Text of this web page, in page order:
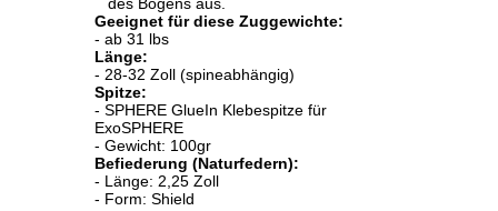
des Bogens aus.
Geeignet für diese Zuggewichte:
- ab 31 lbs
Länge:
- 28-32 Zoll (spineabhängig)
Spitze:
- SPHERE GlueIn Klebespitze für
ExoSPHERE
- Gewicht: 100gr
Befiederung (Naturfedern):
- Länge: 2,25 Zoll
- Form: Shield